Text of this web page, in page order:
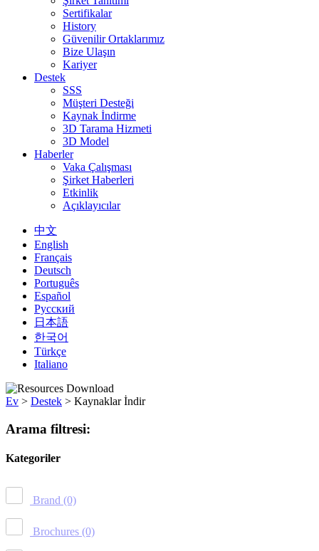
Sertifikalar
History
Güvenilir Ortaklarımız
Bize Ulaşın
Kariyer
Destek
SSS
Müşteri Desteği
Kaynak İndirme
3D Tarama Hizmeti
3D Model
Haberler
Vaka Çalışması
Şirket Haberleri
Etkinlik
Açıklayıcılar
中文
English
Français
Deutsch
Português
Español
Русский
日本語
한국어
Türkçe
Italiano
Ev > Destek > Kaynaklar İndir
Arama filtresi:
Kategoriler
Brand (0)
Brochures (0)